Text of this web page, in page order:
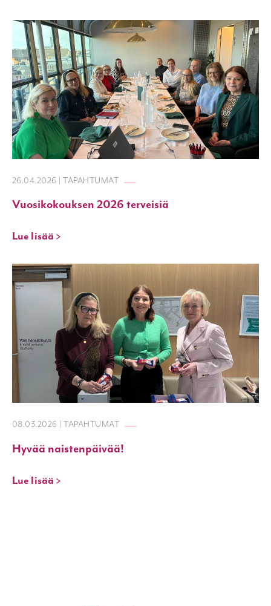
26.04.2026 | TAPAHTUMAT
Vuosikokouksen 2026 terveisiä
Lue lisää >
08.03.2026 | TAPAHTUMAT
Hyvää naistenpäivää!
Lue lisää >